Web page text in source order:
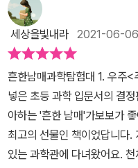
목성, 토성, 천왕성, 해왕성,
이 책의 특징은 초등 과학 교
세웠다는 점이다. 아이들이 실
에 답하는 형식으로 구성했
재미를 동시에 느낄 수 있다.
다.
세상을빛내라 2021-06-06
흔한남매과학탐험대 1. 우주
넣은 초등 과학 입문서의 결
아하는 '흔한 남매'가보보가
최고의 선물인 책이었답니다.
있는 과학관에 다녀왔어요.